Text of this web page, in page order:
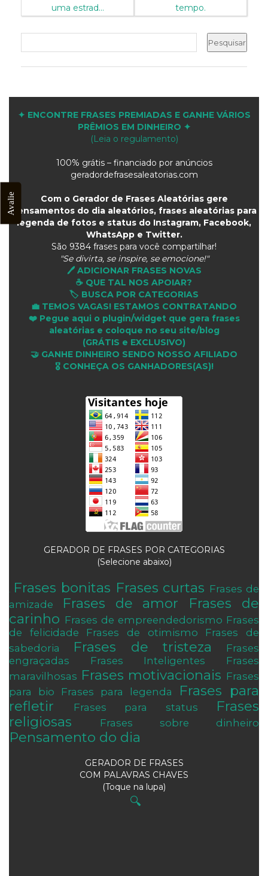
uma estrad...
tempo.
✦ ENCONTRE FRASES PREMIADAS E GANHE VÁRIOS
PRÊMIOS EM DINHEIRO ✦
(Leia o regulamento)
100% grátis – financiado por anúncios
geradordefrasesaleatorias.com
Com o Gerador de Frases Aleatórias gere
pensamentos do dia aleatórios, frases aleatórias para
legenda de fotos e status do Instagram, Facebook,
WhatsApp e Twitter.
São 9384 frases para você compartilhar!
"Se divirta, se inspire, se emocione!"
🖊️ ADICIONAR FRASES NOVAS
☕ QUE TAL NOS APOIAR?
🏷️ BUSCA POR CATEGORIAS
💼 TEMOS VAGAS! ESTAMOS CONTRATANDO
❤️ Pegue aqui o plugin/widget que gera frases
aleatórias e coloque no seu site/blog
(GRÁTIS e EXCLUSIVO)
🤝 GANHE DINHEIRO SENDO NOSSO AFILIADO
🎖 CONHEÇA OS GANHADORES(AS)!
GERADOR DE FRASES POR CATEGORIAS
(Selecione abaixo)
Frases bonitas Frases curtas Frases de
amizade
Frases de amor
Frases de
carinho Frases de empreendedorismo Frases
de felicidade
Frases de otimismo
Frases de
sabedoria
Frases de tristeza
Frases
engraçadas
Frases Inteligentes
Frases
maravilhosas Frases motivacionais Frases
para bio
Frases para legenda
Frases para
refletir
Frases para status
Frases
religiosas
Frases sobre dinheiro
Pensamento do dia
GERADOR DE FRASES
COM PALAVRAS CHAVES
(Toque na lupa)
🔍
Avalie